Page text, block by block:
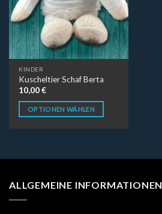
KINDER
Kuscheltier Schaf Berta
10,00€
OPTIONEN WÄHLEN
ALLGEMEINE INFORMATIONEN